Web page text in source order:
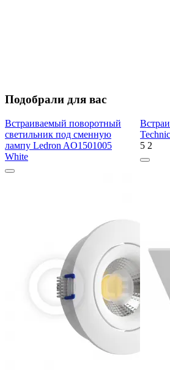
Подобрали для вас
Встраиваемый поворотный
светильник под сменную
лампу Ledron AO1501005
White
5 2